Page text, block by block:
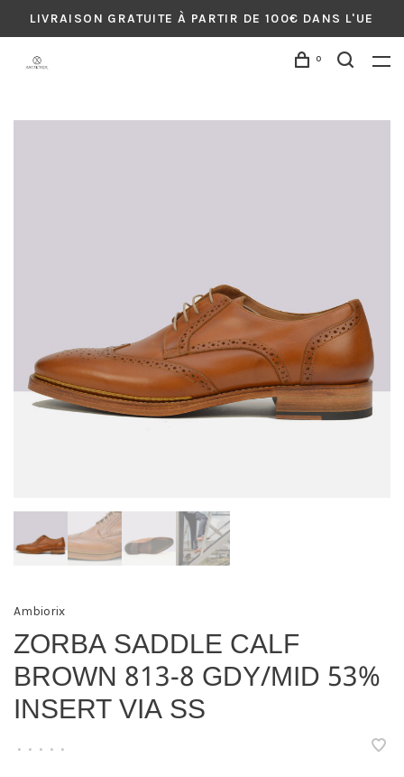
LIVRAISON GRATUITE À PARTIR DE 100€ DANS L'UE
0
Ambiorix
ZORBA SADDLE CALF
BROWN 813-8 GDY/MID 53%
INSERT VIA SS
• • • • •